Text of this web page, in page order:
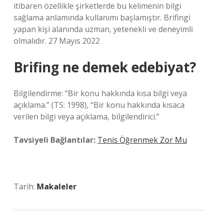
itibaren özellikle şirketlerde bu kelimenin bilgi
sağlama anlamında kullanımı başlamıştır. Brifingi
yapan kişi alanında uzman, yetenekli ve deneyimli
olmalıdır. 27 Mayıs 2022
Brifing ne demek edebiyat?
Bilgilendirme: “Bir konu hakkında kısa bilgi veya
açıklama.” (TS: 1998), “Bir konu hakkında kısaca
verilen bilgi veya açıklama, bilgilendirici.”
Tavsiyeli Bağlantılar: Tenis Öğrenmek Zor Mu
Tarih: Makaleler